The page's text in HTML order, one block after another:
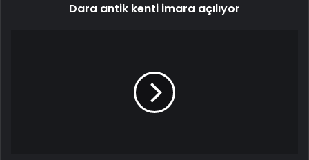
Dara antik kenti imara açılıyor